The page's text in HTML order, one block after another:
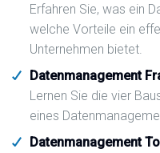
Erfahren Sie, was ein
welche Vorteile ein
Unternehmen bietet.
Datenmanagement
Lernen Sie die vier
eines
Datenmanagement